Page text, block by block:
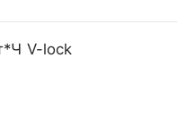
V-lock